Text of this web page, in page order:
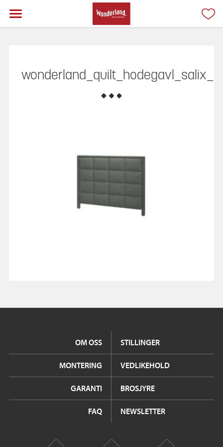
wonderland_quilt_hodegavl_salix_P
OM OSS STILLINGER
MONTERING VEDLIKEHOLD
GARANTI BROSJYRE
FAQ NEWSLETTER